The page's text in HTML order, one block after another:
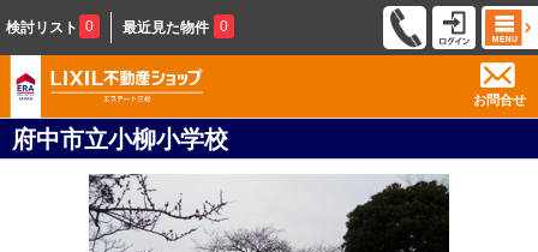
検討リスト 0 最近見た物件 0
お問合せ
府中市立小柳小学校